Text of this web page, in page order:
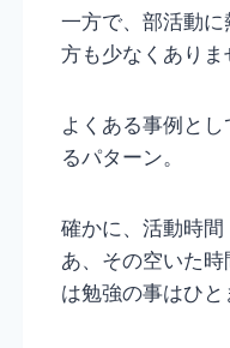
一方で、部活動
方も少なくありま
よくある事例と
るパターン。
確かに、活動時
あ、その空いた
は勉強の事はひ